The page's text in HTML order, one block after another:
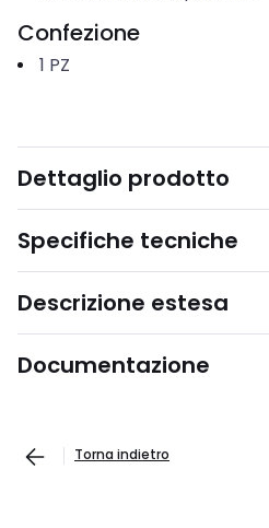
Confezione
1 PZ
Dettaglio prodotto
Specifiche tecniche
Descrizione estesa
Documentazione
Torna indietro